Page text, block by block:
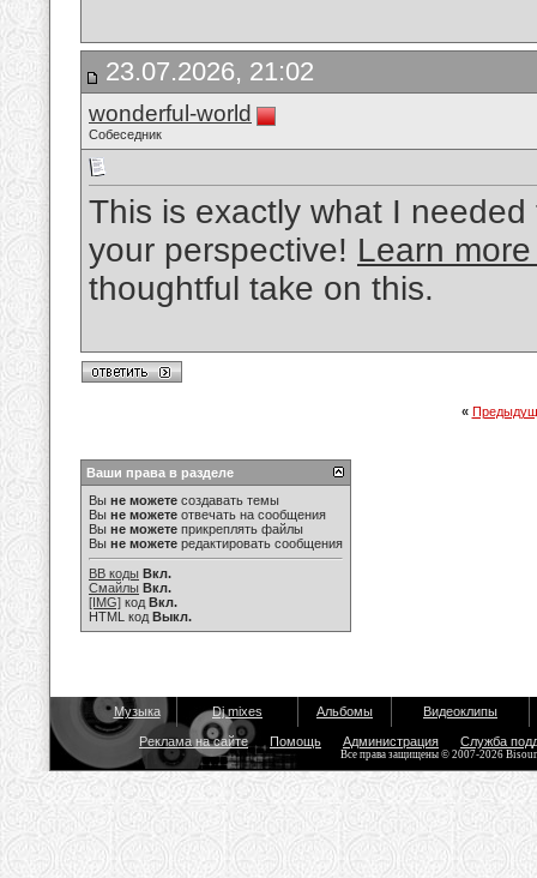
23.07.2026, 21:02
wonderful-world
Собеседник
This is exactly what I
your perspective! Learn
thoughtful take on this.
«
Ваши права в разделе
Вы не можете создавать темы
Вы не можете отвечать на сообщения
Вы не можете прикреплять файлы
Вы не можете редактировать сообщения
BB коды Вкл.
Смайлы Вкл.
[IMG] код Вкл.
HTML код Выкл.
Музыка Dj mixes Альбомы Видеоклипы
Реклама на сайте Помощь Администрация Служба
Все права защищены © 2007-2026